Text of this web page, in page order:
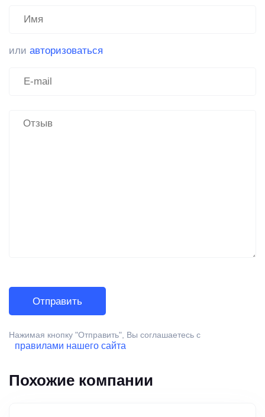
или авторизоваться
Нажимая кнопку "Отправить", Вы соглашаетесь с
правилами нашего сайта
Похожие компании